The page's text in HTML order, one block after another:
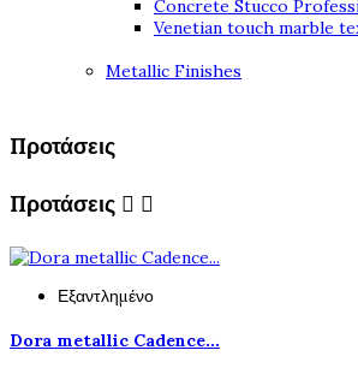
Concrete Stucco
Venetian touch marble
Metallic Finishes
Προτάσεις
Προτάσεις  
Εξαντλημένο
Dora metallic Cadence...